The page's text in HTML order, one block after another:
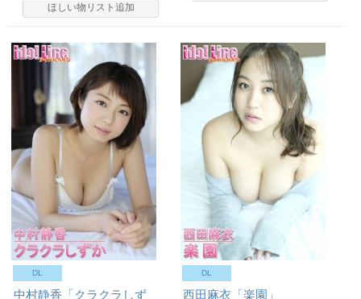
ほしい物リスト追加
DL
中村静香「クラクラしず
DL
西田麻衣「楽園」